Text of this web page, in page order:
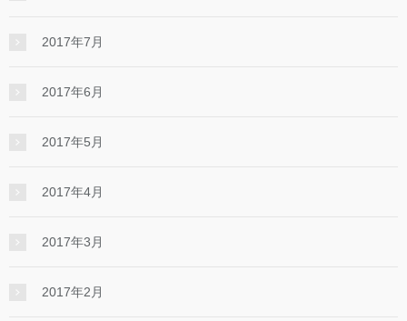
2017年7月
2017年6月
2017年5月
2017年4月
2017年3月
2017年2月